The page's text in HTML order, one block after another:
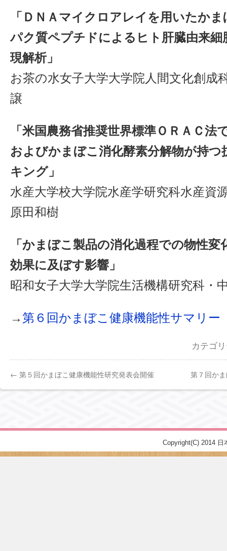
「ＤＮＡマイクロアレイを用いたか
パク質ペプチドによるヒト肝臓由来細
現解析」
お茶の水女子大学大学院人間文化創
譲
「米国農務省推奨世界標準ＯＲＡＣ法
およびかまぼこ消化酵素分解物が持つ
キング」
水産大学校大学院水産学研究科水産資
原田和樹
「かまぼこ製品の消化過程での物性変
効果に及ぼす影響」
昭和女子大学大学院生活機構研究科・
→第６回かまぼこ健康機能性サマリー
カテゴ
← 第５回かまぼこ健康機能性研究発表会開催 第７回か
Copyright(C) 2014